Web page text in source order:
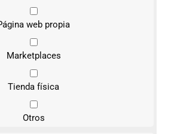
web propia
Marketplaces
Tienda física
Otros